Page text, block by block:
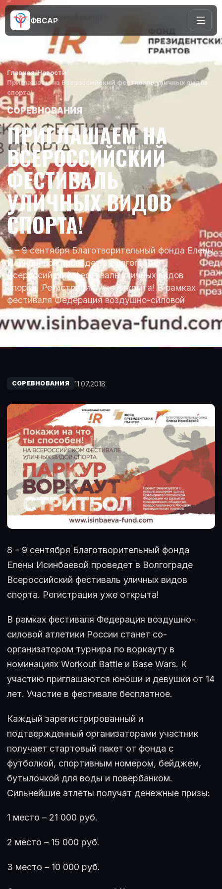
ФВСАР
Главная/Новости
Приглашаем на Всероссийский фестиваль уличных видов
спорта!
СОРЕВНОВАНИЯ
ПРИГЛАШАЕМ НА
ВСЕРОССИЙСКИЙ
ФЕСТИВАЛЬ
УЛИЧНЫХ ВИДОВ
СПОРТА!
8 – 9 сентября Благотворительный фонда Елены
Исинбаевой проведет в Волгограде
Всероссийский фестиваль уличных видов
спорта. Регистрация уже открыта! В рамках
фестиваля Федерация воздушно-силовой
атлетики России станет…
СОРЕВНОВАНИЯ 11.07.2018
8 – 9 сентября Благотворительный фонда
Елены Исинбаевой проведет в Волгограде
Всероссийский фестиваль уличных видов
спорта. Регистрация уже открыта!
В рамках фестиваля Федерация воздушно-
силовой атлетики России станет со-
организатором турнира по воркауту в
номинациях Workout Battle и Base Wars. К
участию приглашаются юноши и девушки от 14
лет. Участие в фестивале бесплатное.
Каждый зарегистрированный и
подтвержденный организаторами участник
получает стартовый пакет от фонда с
футболкой, спортивным номером, бейджем,
бутылочкой для воды и повербанком.
Сильнейшие атлеты получат денежные призы:
1 место – 21 000 руб.
2 место – 15 000 руб.
3 место – 10 000 руб.